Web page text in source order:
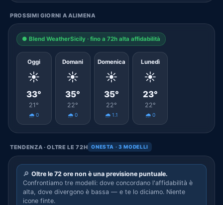
PROSSIMI GIORNI A ALIMENA
● Blend WeatherSicily · fino a 72h alta affidabilità
Oggi
☀️
33°
21°
🌧️ 0
Domani
☀️
35°
22°
🌧️ 0
Domenica
☀️
35°
22°
🌧️ 1.1
Lunedì
☀️
23°
22°
🌧️ 0
TENDENZA · OLTRE LE 72H ONESTA · 3 MODELLI
🔎 Oltre le 72 ore non è una previsione puntuale.
Confrontiamo tre modelli: dove concordano l'affidabilità è
alta, dove divergono è bassa — e te lo diciamo. Niente
icone finte.